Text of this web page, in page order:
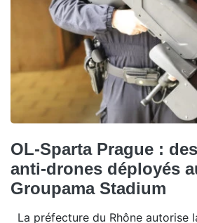
OL-Sparta Prague :
anti-drones déployés
Groupama Stadium
La préfecture du Rhône autorise